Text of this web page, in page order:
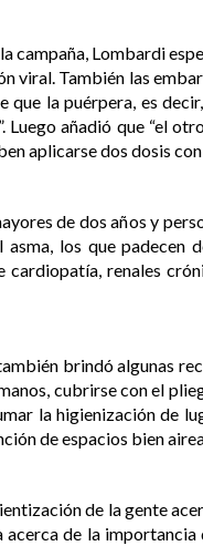
campaña, Lombardi
viral. También las
que la puérpera, es
añadió que “el
aplicarse dos dosis
de dos años y
los que
renales
brindó algunas
cubrirse con el
la higienización de
de espacios bien
de la gente
de la